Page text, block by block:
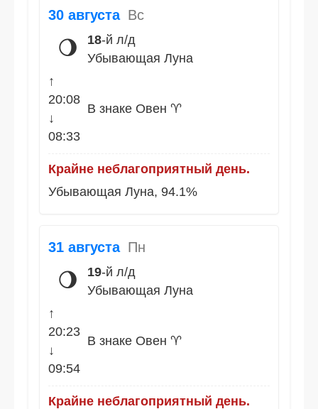
30 августа Вс
🌖 18-й л/д
Убывающая Луна
↑
20:08
↓
08:33
В знаке Овен ♈
Крайне неблагоприятный день.
Убывающая Луна, 94.1%
31 августа Пн
🌖 19-й л/д
Убывающая Луна
↑
20:23
↓
09:54
В знаке Овен ♈
Крайне неблагоприятный день.